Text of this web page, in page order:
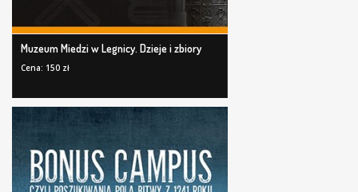
Muzeum Miedzi w Legnicy. Dzieje i zbiory
Cena: 150 zł